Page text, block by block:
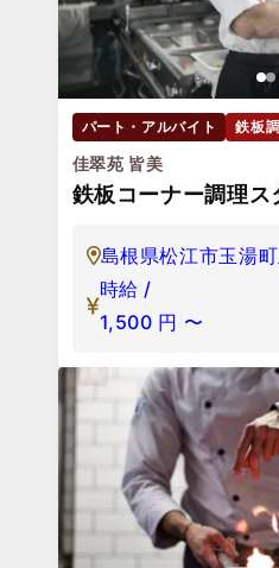
パート・アルバイト 鉄板
佳翠苑 皆美
鉄板コーナー調理ス
島根県松江市玉湯
時給 /
1,500 円 〜